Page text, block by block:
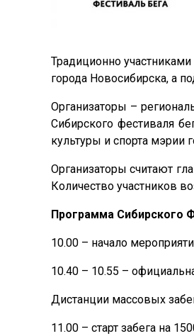
Традиционно
города Новосибирска, а
Организаторы –
Сибирского фестиваля
культуры и спорта мэрии
Организаторы считают
Количество участников
Программа Сибирского
10.00 – начало
10.40 – 10.55 –
Дистанции массовых
11.00 – старт забега на